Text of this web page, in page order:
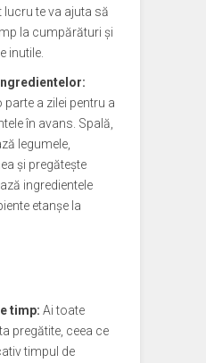
lucru te va ajuta să
la cumpărături și
inutile.
a zilei pentru a
în avans. Spală,
legumele,
și pregătește
ingredientele
etanșe la
timp: Ai toate
pregătite, ceea ce
timpul de